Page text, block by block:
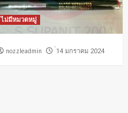
ไม่มีหมวดหมู่
nozzleadmin ่14 มกราคม 2024